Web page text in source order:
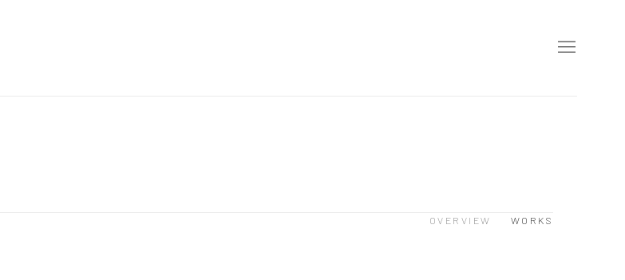
OVERVIEW WORKS